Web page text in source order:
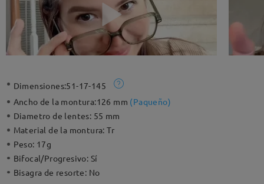
Dimensiones:51-17-145
Ancho de la montura:126 mm (Paqueño)
Diametro de lentes: 55 mm
Material de la montura:Tr
Peso: 17g
Bifocal/Progresivo: Sí
Bisagra de resorte: No